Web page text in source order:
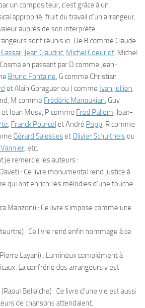
un compositeur, c’est grâce à un
approprié, fruit du travail d’un arrangeur,
auprès de son interprète.
sont réunis ici. De B comme Claude
, Jean Claudric, Michel Coeuriot, Michel
en passant par D comme Jean-
Bruno Fontaine, G comme Christian
et Alain Goraguer ou J comme Ivan Jullien,
M comme Frédéric Manoukian, Guy
Jean Musy, P comme Fred Pallem, Jean-
, Franck Pourcel et André Popp, R comme
Gérard Salesseset Olivier Schultheisou
, etc.
je remercie les auteurs :
: Ce livre monumental rend justice à
qui ont enrichi les mélodies d’une touche
Manzoni) : Ce livre s’impose comme une
: Ce livre rend enfin hommage à ce
Layani) : Lumineux complément à
La confrérie des arrangeurs y est
(Raoul Bellaïche) : Ce livre d’une vie est aussi
de chansons attendaient.